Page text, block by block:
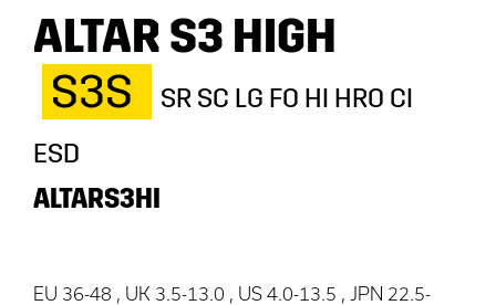
ALTAR S3 HIGH
S3S
SR SC LG FO HI HRO CI
ESD
ALTARS3HI
EU 36-48 , UK 3.5-13.0 , US 4.0-13.5 , JPN 22.5-